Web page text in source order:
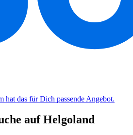
hat das für Dich passende Angebot.
auf Helgoland